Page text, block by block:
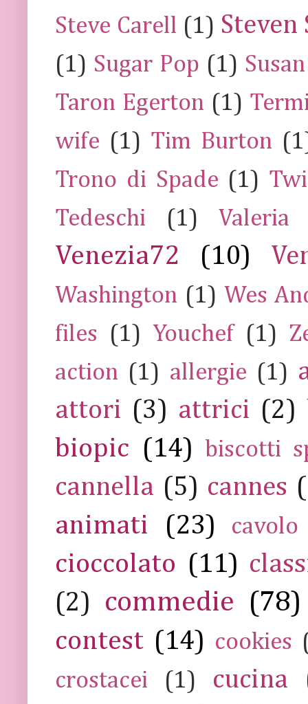
Steve Carell (1) Steven
(1) Sugar Pop (1)
Taron Egerton (1)
wife (1) Tim Burton
Trono di Spade (1)
Tedeschi
(1) Valeria
Venezia72 (10)
Washington (1) Wes
files
(1) Youchef (1)
action (1) allergie (1)
attori (3) attrici (2)
biopic (14) biscotti
cannella (5) cannes
animati
(23) cavolo
cioccolato (11)
(2)
commedie (78)
contest (14) cookies
crostacei
(1) cucina